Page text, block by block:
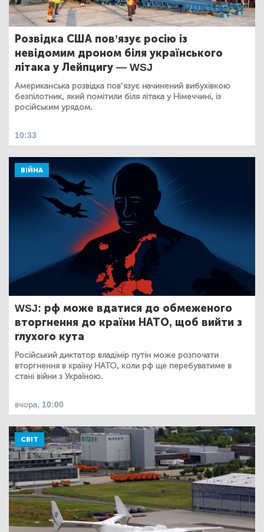
Розвідка США пов’язує росію із
невідомим дроном біля українського
літака у Лейпцигу — WSJ
Американська розвідка пов’язує начинений вибухівкою
безпілотник, який помітили біля літака у Німеччині, із
російським урядом.
10:33
ВІЙНА
WSJ: рф може вдатися до обмеженого
вторгнення до країни НАТО, щоб вийти з
глухого кута
Російський диктатор владімір путін може розпочати
вторгнення в країну НАТО, коли рф ще перебуватиме в
стані війни з Україною.
вчора, 10:00
СВІТ